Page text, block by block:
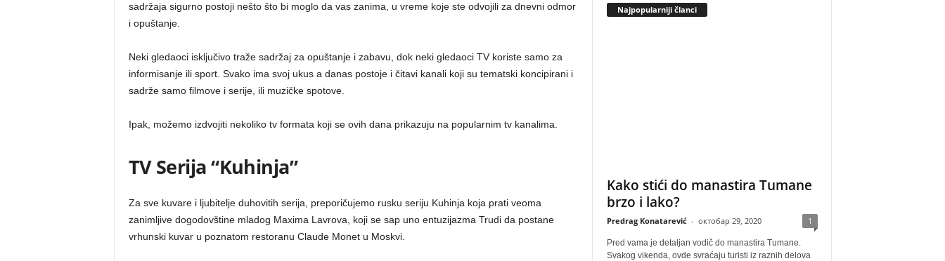
sadržaja sigurno postoji nešto što bi moglo da vas zanima, u vreme koje ste odvojili za dnevni odmor
i opuštanje.
Neki gledaoci isključivo traže sadržaj za opuštanje i zabavu, dok neki gledaoci TV koriste samo za
informisanje ili sport. Svako ima svoj ukus a danas postoje i čitavi kanali koji su tematski koncipirani i
sadrže samo filmove i serije, ili muzičke spotove.
Ipak, možemo izdvojiti nekoliko tv formata koji se ovih dana prikazuju na popularnim tv kanalima.
TV Serija “Kuhinja”
Za sve kuvare i ljubitelje duhovitih serija, preporičujemo rusku seriju Kuhinja koja prati veoma
zanimljive dogodovštine mladog Maxima Lavrova, koji se sap uno entuzijazma Trudi da postane
vrhunski kuvar u poznatom restoranu Claude Monet u Moskvi.
Najpopularniji članci
Kako stići do manastira Tumane
brzo i lako?
Predrag Konatarević - октобар 29, 2020 1
Pred vama je detaljan vodič do manastira Tumane.
Svakog vikenda, ovde svraćaju turisti iz raznih delova